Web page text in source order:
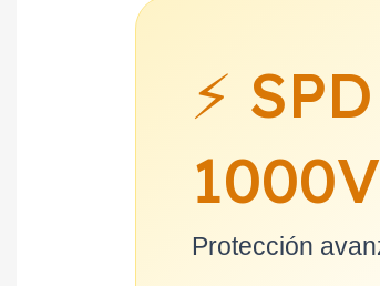
⚡
1000V
Protección